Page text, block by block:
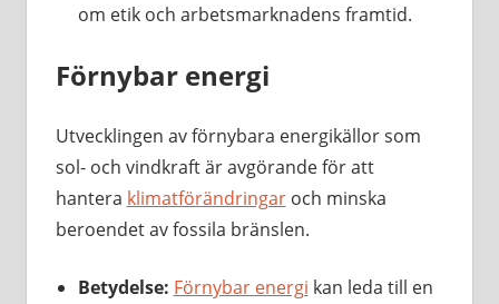
om etik och arbetsmarknadens framtid.
Förnybar energi
Utvecklingen av förnybara energikällor som
sol- och vindkraft är avgörande för att
hantera klimatförändringaroch minska
beroendet av fossila bränslen.
Betydelse: Förnybar energi kan leda till en